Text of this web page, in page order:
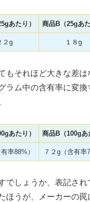
あたり） 商品B（25gあた
２g １８g
もそれほど大きな差は
ラム中の含有率に変
あたり） 商品B（100gあ
率88%） ７２g（含有率
でしょうか、表記さ
ほうが、メーカーの罠